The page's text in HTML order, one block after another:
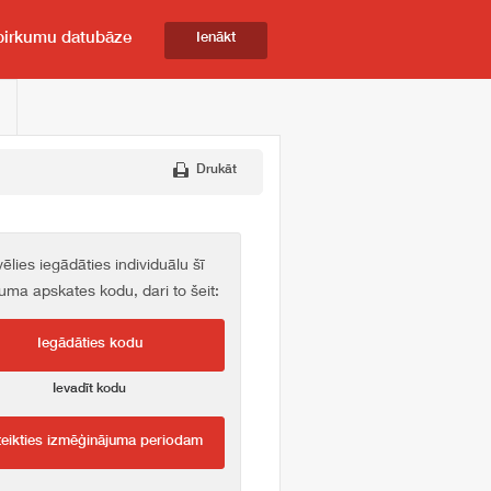
datubāze Ienākt
Drukāt
iegādāties individuālu šī
apskates kodu, dari to šeit:
Iegādāties kodu
Ievadīt kodu
izmēģinājuma periodam